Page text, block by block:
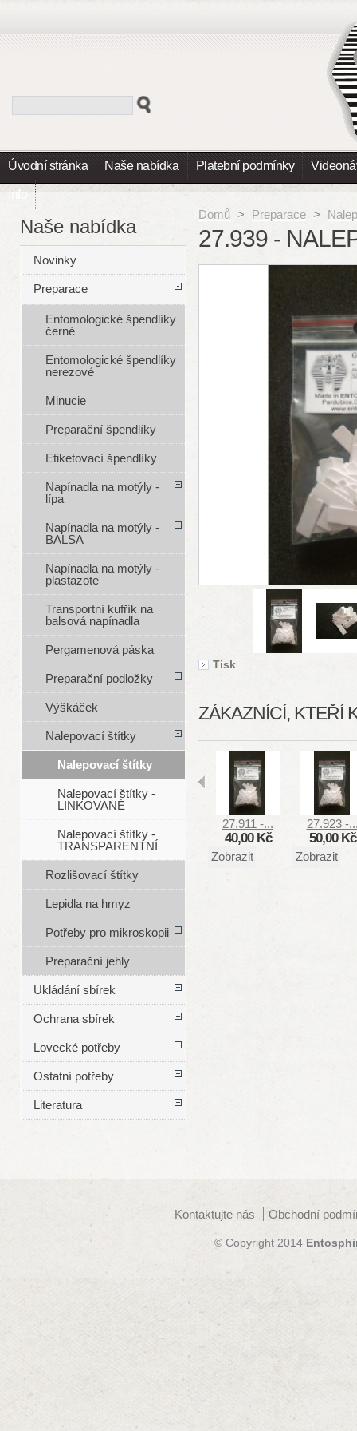
Úvodní stránka Naše nabídka Platební podmínky
Info
Domů > Preparace >
27.939 -
Tisk
ZÁKAZNÍCÍ, KTEŘÍ
27.911 -...
40,00 Kč
Zobrazit
27.923 -
50,00 Kč
Zobrazit
Naše nabídka
Novinky
Preparace
Entomologické špendlíky
černé
Entomologické špendlíky
nerezové
Minucie
Preparační špendlíky
Etiketovací špendlíky
Napínadla na motýly -
lípa
Napínadla na motýly -
BALSA
Napínadla na motýly -
plastazote
Transportní kufřík na
balsová napínadla
Pergamenová páska
Preparační podložky
Výškáček
Nalepovací štítky
Nalepovací štítky
Nalepovací štítky -
LINKOVANÉ
Nalepovací štítky -
TRANSPARENTNÍ
Rozlišovací štítky
Lepidla na hmyz
Potřeby pro mikroskopii
Preparační jehly
Ukládání sbírek
Ochrana sbírek
Lovecké potřeby
Ostatní potřeby
Literatura
Kontaktujte nás Obchodní
© Copyright 2014